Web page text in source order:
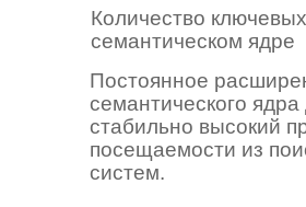
Количество
семантическом ядре
Постоянное
семантического ядра
стабильно высокий
посещаемости из
систем.